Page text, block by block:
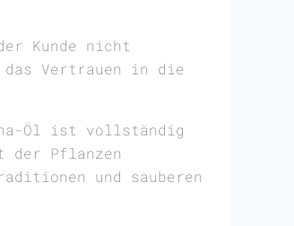
Kunde nicht
Vertrauen in die
Öl ist vollständig
der Pflanzen
und sauberen